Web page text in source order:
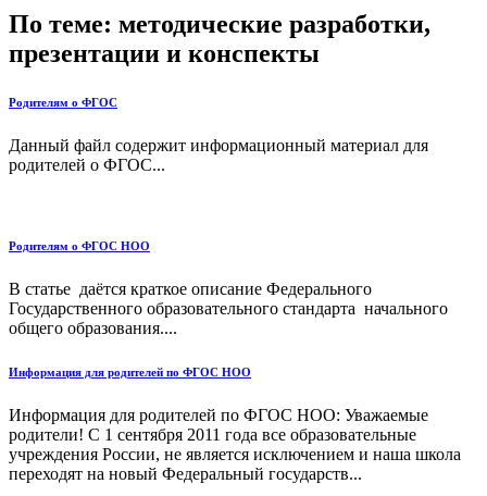
По теме: методические разработки,
презентации и конспекты
Родителям о ФГОС
Данный файл содержит информационный материал для
родителей о ФГОС...
Родителям о ФГОС НОО
В статье даётся краткое описание Федерального
Государственного образовательного стандарта начального
общего образования....
Информация для родителей по ФГОС НОО
Информация для родителей по ФГОС НОО: Уважаемые
родители! С 1 сентября 2011 года все образовательные
учреждения России, не является исключением и наша школа
переходят на новый Федеральный государств...